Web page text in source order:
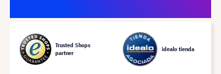
Trusted Shops
partner
idealo tienda